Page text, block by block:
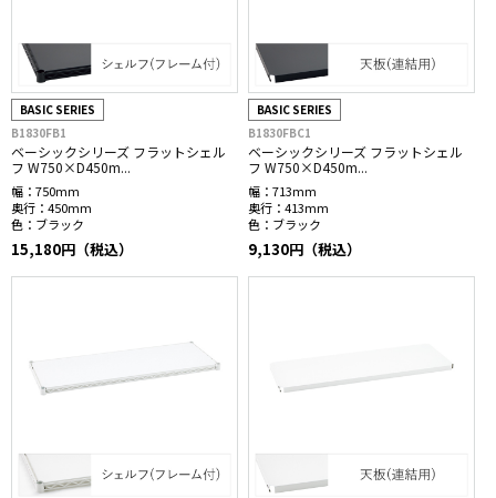
BASIC SERIES
B1830FB1
ベーシックシリーズ フラットシェル
フ W750×D450m...
幅： 750mm
奥行： 450mm
色： ブラック
15,180円（税込）
BASIC SERIES
B1830FBC1
ベーシックシリーズ フラットシェル
フ W750×D450m...
幅： 713mm
奥行： 413mm
色： ブラック
9,130円（税込）